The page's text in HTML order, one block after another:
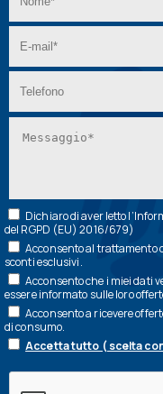
Dichiaro di aver letto l’
del RGPD (EU) 2016/679)
Acconsento al trattamento
sconti esclusivi.
Acconsento che i miei dati
essere informato sulle loro
Acconsento a ricevere
di consumo.
Accetta tutto ( scelta